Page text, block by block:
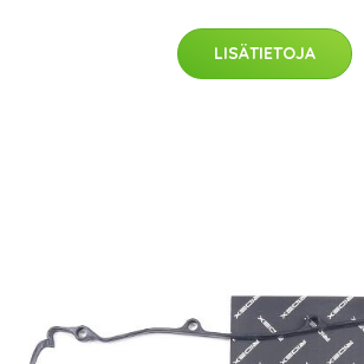
LISÄTIETOJA